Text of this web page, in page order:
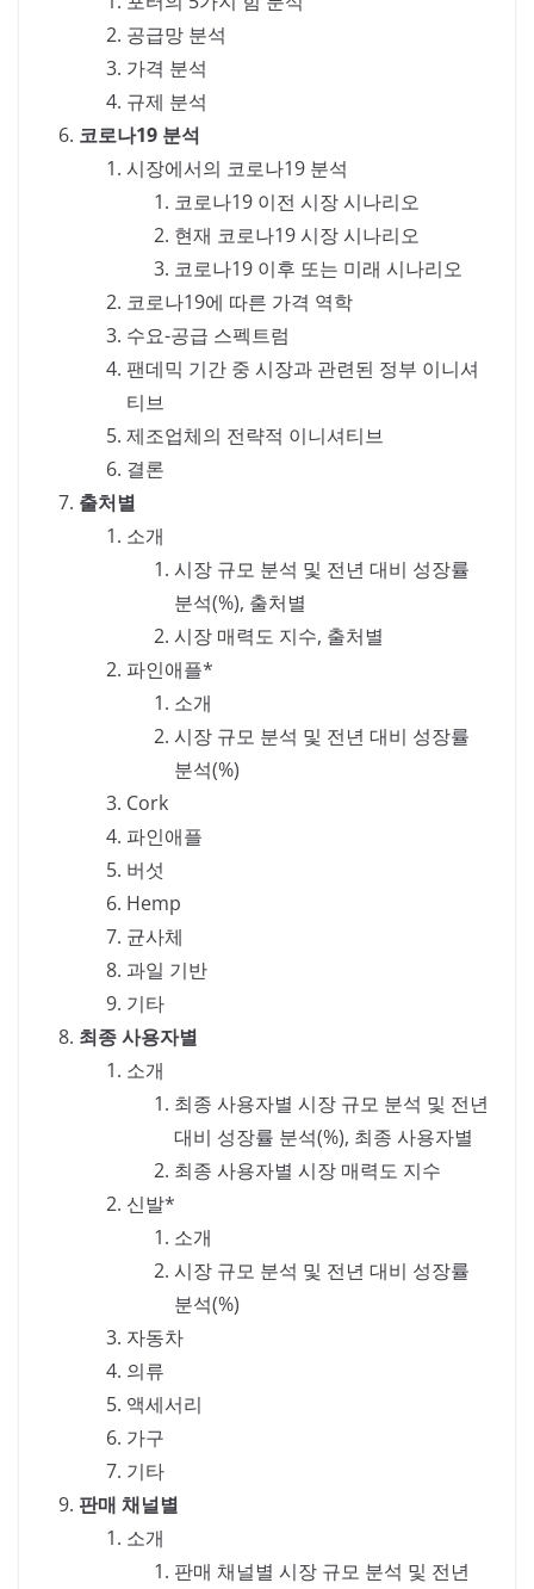
공급망 분석
가격 분석
규제 분석
코로나19 분석
시장에서의 코로나19 분석
코로나19 이전 시장 시나리오
현재 코로나19 시장 시나리오
코로나19 이후 또는 미래 시나리오
코로나19에 따른 가격 역학
수요-공급 스펙트럼
팬데믹 기간 중 시장과 관련된 정부 이니셔
티브
제조업체의 전략적 이니셔티브
결론
출처별
소개
시장 규모 분석 및 전년 대비 성장률
분석(%), 출처별
시장 매력도 지수, 출처별
파인애플*
소개
시장 규모 분석 및 전년 대비 성장률
분석(%)
Cork
파인애플
버섯
Hemp
균사체
과일 기반
기타
최종 사용자별
소개
최종 사용자별 시장 규모 분석 및 전년
대비 성장률 분석(%), 최종 사용자별
최종 사용자별 시장 매력도 지수
신발*
소개
시장 규모 분석 및 전년 대비 성장률
분석(%)
자동차
의류
액세서리
가구
기타
판매 채널별
소개
판매 채널별 시장 규모 분석 및 전년